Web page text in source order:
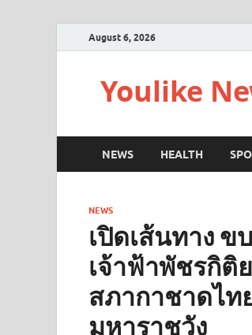
August 6, 2026
Youlike
NEWS HEALTH
NEWS
เปิดเส้นทาง ข
เจ้าฟ้าพัชรกิติ
สภากาชาดไท
มหาราชวัง